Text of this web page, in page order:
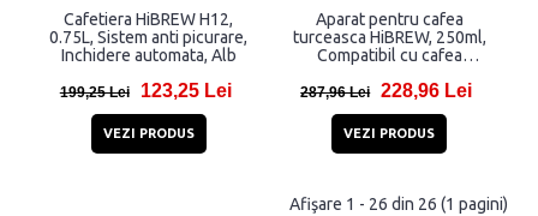
Cafetiera HiBREW H12,
0.75L, Sistem anti picurare,
Inchidere automata, Alb
199,25 Lei 123,25 Lei
VEZI PRODUS
Aparat pentru cafea
turceasca HiBREW, 250ml,
Compatibil cu cafea
287,96 Lei 228,96 Lei
VEZI PRODUS
Afişare 1 - 26 din 26 (1 pagini)